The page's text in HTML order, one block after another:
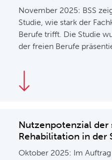
November 2025: BSS
Studie, wie stark der
Berufe trifft. Die Studie
der freien Berufe
Nutzenpotenzial der
Rehabilitation in der
Oktober 2025: Im Auftrag